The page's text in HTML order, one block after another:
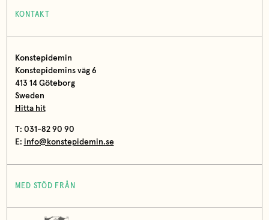
KONTAKT
Konstepidemin
Konstepidemins väg 6
413 14 Göteborg
Sweden
Hitta hit
T: 031-82 90 90
E: info@konstepidemin.se
MED STÖD FRÅN